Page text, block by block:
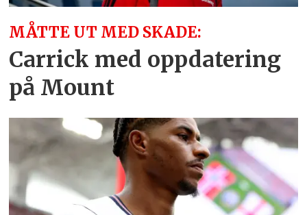
MÅTTE UT MED SKADE:
Carrick med oppdatering
på Mount